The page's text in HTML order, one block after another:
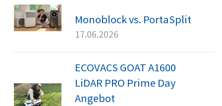
Monoblock vs. PortaSplit
17.06.2026
ECOVACS GOAT A1600
LiDAR PRO Prime Day
Angebot